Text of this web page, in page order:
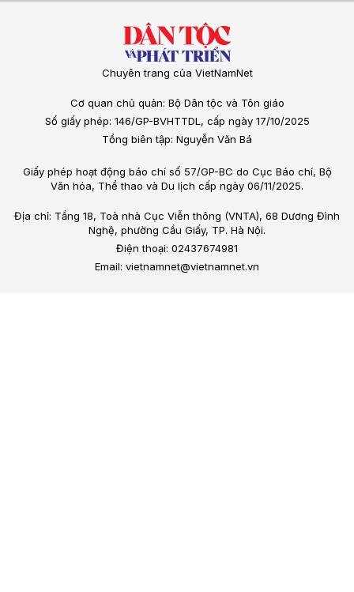
Chuyên trang của VietNamNet
Cơ quan chủ quản: Bộ Dân tộc và Tôn giáo
Số giấy phép: 146/GP-BVHTTDL, cấp ngày 17/10/2025
Tổng biên tập: Nguyễn Văn Bá
Giấy phép hoạt động báo chí số 57/GP-BC do Cục Báo chí, Bộ
Văn hóa, Thể thao và Du lịch cấp ngày 06/11/2025.
Địa chỉ: Tầng 18, Toà nhà Cục Viễn thông (VNTA), 68 Dương Đình
Nghệ, phường Cầu Giấy, TP. Hà Nội.
Điện thoại: 02437674981
Email: vietnamnet@vietnamnet.vn